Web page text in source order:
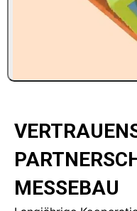
MESSEBAU